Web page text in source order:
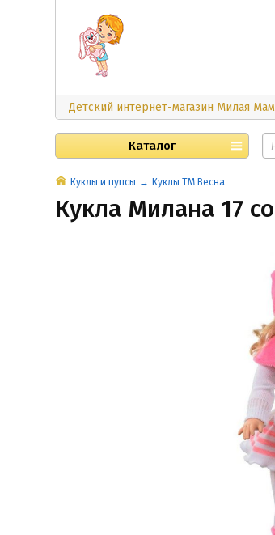
Детский интернет-магазин Милая
Каталог
Куклы и пупсы Куклы ТМ Весна
Кукла Милана 17